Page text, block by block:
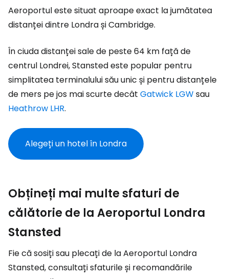
Aeroportul este situat aproape exact la jumătatea
distanței dintre Londra și Cambridge.
În ciuda distanței sale de peste 64 km față de
centrul Londrei, Stansted este popular pentru
simplitatea terminalului său unic și pentru distanțele
de mers pe jos mai scurte decât Gatwick LGWsau
Heathrow LHR.
Alegeți un hotel în Londra
Obțineți mai multe sfaturi de
călătorie de la Aeroportul Londra
Stansted
Fie că sosiți sau plecați de la Aeroportul Londra
Stansted, consultați sfaturile și recomandările